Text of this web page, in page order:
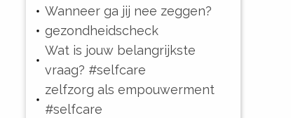
Wanneer ga jij nee zeggen?
gezondheidscheck
Wat is jouw belangrijkste
vraag? #selfcare
zelfzorg als empouwerment
#selfcare